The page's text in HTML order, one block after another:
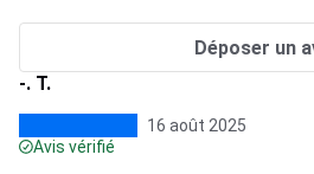
Déposer un
-. T.
16 août 2025
Avis vérifié